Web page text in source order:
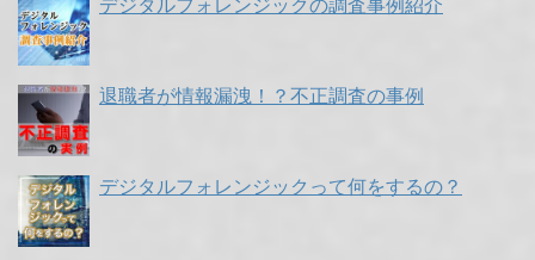
デジタルフォレンジックの調査事例紹介
退職者が情報漏洩！？不正調査の事例
デジタルフォレンジックって何をするの？